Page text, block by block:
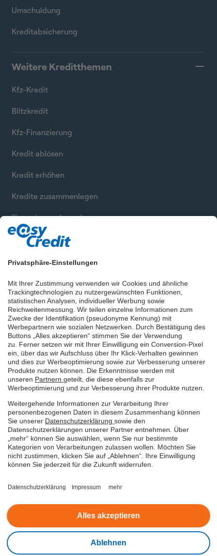
Privatsphäre-Einstellungen
Mit Ihrer Zustimmung verwenden wir Cookies und ähnliche
Trackingtechnologien zu nutzergewünschten Funktionen,
statistischen Analysen, individueller Werbung sowie
Reichweitenmessung. Wir teilen einzelne Informationen zum
Zwecke der Identifikation (pseudonyme Kennung) mit
Werbepartnern wie sozialen Netzwerken. Durch Bestätigung des
Buttons „Alles akzeptieren“ stimmen Sie der Verwendung
zu. Ferner setzen wir mit Ihrer Einwilligung ein Conversion-Pixel
ein, über das wir Aufschluss über Ihr Klick-Verhalten gewinnen
und dies zur Werbeoptimierung sowie zur Verbesserung unserer
Produkte nutzen können. Die Erkenntnisse werden mit
unseren Partnern geteilt, die diese ebenfalls zur
Werbeoptimierung und zur Verbesserung ihrer Produkte nutzen.
Weitergehende Informationen zur Verarbeitung Ihrer
personenbezogenen Daten in diesem Zusammenhang können
Sie unserer Datenschutzerklärung sowie den
Datenschutzerklärungen unserer Partner entnehmen. Über
„mehr“ können Sie auswählen, wenn Sie nur bestimmte
Kategorien von Verarbeitungen zulassen wollen. Möchten Sie
nicht zustimmen, klicken Sie auf „Ablehnen“. Ihre Einwilligung
können Sie jederzeit für die Zukunft widerrufen.
Datenschutzerklärung Impressum mehr
Ablehnen
Alles akzeptieren
Umschuldung
Kreditabsicherung
Weitere Kreditthemen
Kfz-Kredit
Blitzkredit
Kfz-Finanzierung
Kredit ablösen
Kredit erhöhen
Kredite zusammenlegen
Finanzierung berechnen
Datenschutz Nutzungsbedingungen Impressum